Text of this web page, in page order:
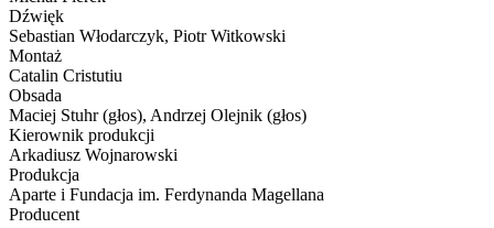
Dźwięk
Sebastian Włodarczyk, Piotr Witkowski
Montaż
Catalin Cristutiu
Obsada
Maciej Stuhr (głos), Andrzej Olejnik (głos)
Kierownik produkcji
Arkadiusz Wojnarowski
Produkcja
Aparte i Fundacja im. Ferdynanda Magellana
Producent